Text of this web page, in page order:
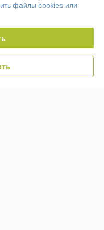
файлы cookies или